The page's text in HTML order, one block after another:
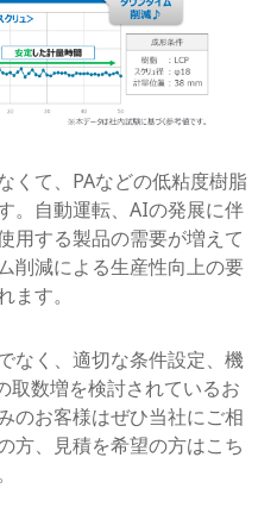
くて、PAなどの低粘度樹脂
。自動運転、AIの発展に伴
用する製品の需要が増えて
削減による生産性向上の要
す。
なく、適切な条件設定、機
取数増を検討されているお
のお客様はぜひ当社にご相
方、見積を希望の方はこち